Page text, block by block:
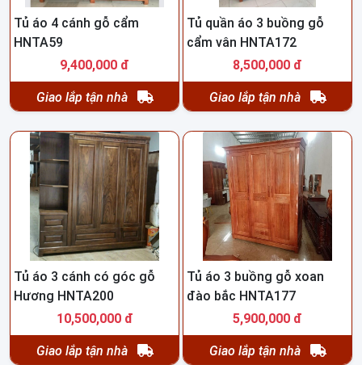
Tủ áo 4 cánh gỗ cẩm
HNTA59
9,400,000 đ
Giao lắp tận nhà
Tủ quần áo 3 buồng gỗ
cẩm vân HNTA172
8,500,000 đ
Giao lắp tận nhà
Tủ áo 3 cánh có góc gỗ
Hương HNTA200
10,500,000 đ
Giao lắp tận nhà
Tủ áo 3 buồng gỗ xoan
đào bắc HNTA177
5,900,000 đ
Giao lắp tận nhà